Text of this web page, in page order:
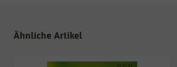
Ähnliche Artikel